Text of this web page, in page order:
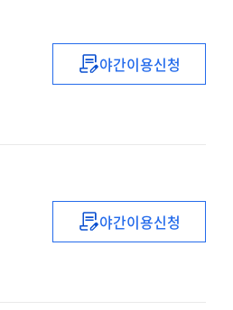
인류종말의
야간이용신청
기독교
야간이용신청